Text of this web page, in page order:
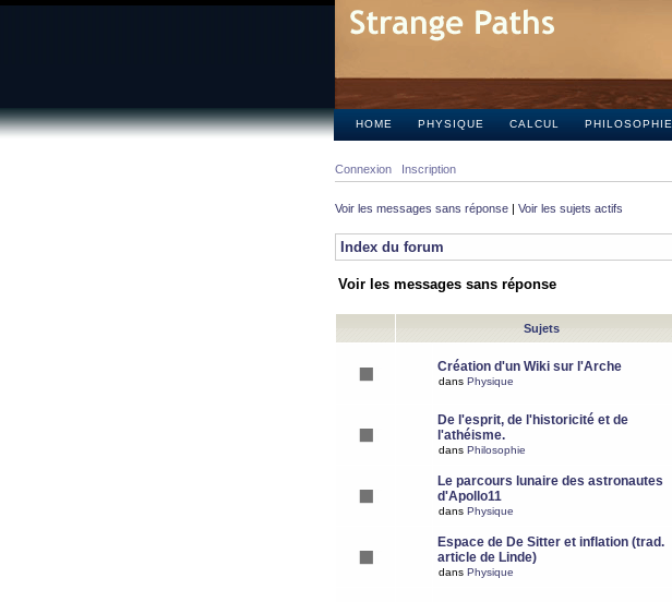
HOME PHYSIQUE CALCUL PHILOSOPHIE
Connexion Inscription
Voir les messages sans réponse | Voir les sujets actifs
Index du forum
Voir les messages sans réponse
Sujets
Création d'un Wiki sur l'Arche
dans Physique
De l'esprit, de l'historicité et de
l'athéisme.
dans Philosophie
Le parcours lunaire des astronautes
d'Apollo11
dans Physique
Espace de De Sitter et inflation (trad.
article de Linde)
dans Physique